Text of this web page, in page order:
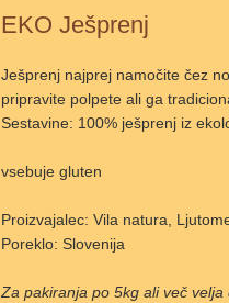
EKO Ješprenj
Ješprenj najprej namočite čez
pripravite polpete ali ga
Sestavine: 100% ješprenj iz
vsebuje gluten
Proizvajalec: Vila natura,
Poreklo: Slovenija
Za pakiranja po 5kg ali več